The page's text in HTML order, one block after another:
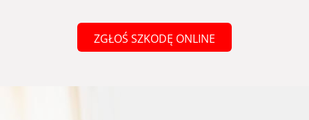
ZGŁOŚ SZKODĘ ONLINE